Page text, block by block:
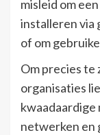
misleid om
installeren via
of om
Om precies te
organisaties
kwaadaardige
netwerken en